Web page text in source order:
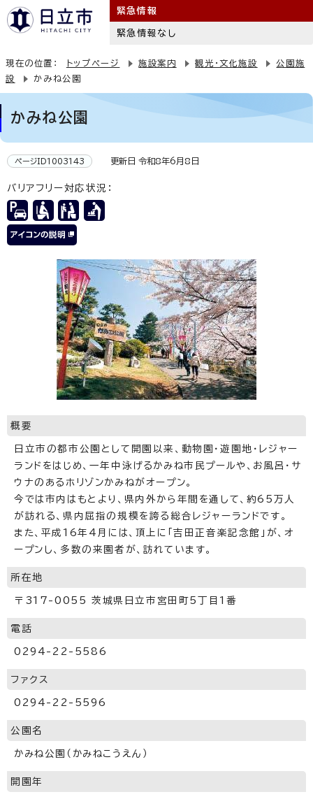
緊急情報
緊急情報なし
現在の位置： トップページ 施設案内 観光・文化施設
公園施
設
かみね公園
かみね公園
ページID1003143 更新日 令和8年6月8日
バリアフリー対応状況：
概要
日立市の都市公園として開園以来、動物園・遊園地・レジャー
ランドをはじめ、一年中泳げるかみね市民プールや、お風呂・サ
ウナのあるホリゾンかみねがオープン。
今では市内はもとより、県内外から年間を通して、約65万人
が訪れる、県内屈指の規模を誇る総合レジャーランドです。
また、平成16年4月には、頂上に「吉田正音楽記念館」が、オ
ープンし、多数の来園者が、訪れています。
所在地
〒317-0055 茨城県日立市宮田町5丁目1番
電話
0294-22-5586
ファクス
0294-22-5596
公園名
かみね公園（かみねこうえん）
開園年